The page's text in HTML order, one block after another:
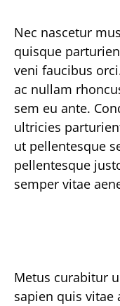
Nec nascetur
quisque
veni faucibus
ac nullam
sem eu ante.
ultricies
ut pellentesque
pellentesque
semper vitae
Metus curabitur
sapien quis vitae